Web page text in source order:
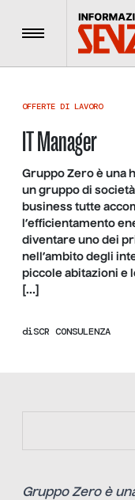
Menu
OFFERTE DI LAVORO
IT Manager
Gruppo Zero è una
un gruppo di
business tutte
l’efficientamento
diventare uno dei
nell’ambito degli
piccole abitazioni e
[…]
diSCR CONSULENZA
https://bit.ly/
Gruppo Zero è